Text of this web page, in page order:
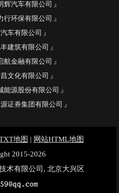
辉汽车有限公司
行环保有限公司
车有限公司
建筑有限公司
航金融有限公司
文化有限公司
能源股份有限公司
证券集团有限公司
地图 | 网站HTML地图
2015-2026
术有限公司, 北京大兴区